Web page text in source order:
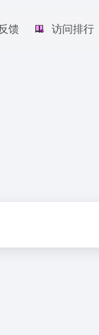
馈 访问排行